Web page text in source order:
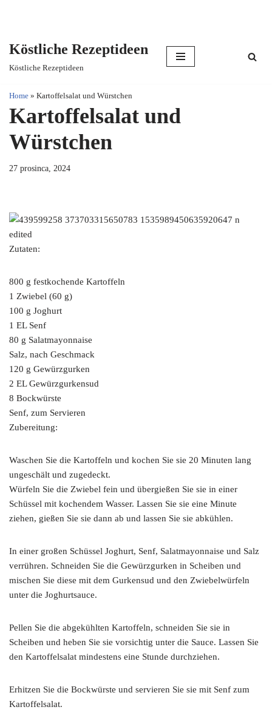
content
Köstliche Rezeptideen
Köstliche Rezeptideen
Home » Kartoffelsalat und Würstchen
Kartoffelsalat und
Würstchen
27 prosinca, 2024
Zutaten:
800 g festkochende Kartoffeln
1 Zwiebel (60 g)
100 g Joghurt
1 EL Senf
80 g Salatmayonnaise
Salz, nach Geschmack
120 g Gewürzgurken
2 EL Gewürzgurkensud
8 Bockwürste
Senf, zum Servieren
Zubereitung:
Waschen Sie die Kartoffeln und kochen Sie sie 20 Minuten lang
ungeschält und zugedeckt.
Würfeln Sie die Zwiebel fein und übergießen Sie sie in einer
Schüssel mit kochendem Wasser. Lassen Sie sie eine Minute
ziehen, gießen Sie sie dann ab und lassen Sie sie abkühlen.
In einer großen Schüssel Joghurt, Senf, Salatmayonnaise und Salz
verrühren. Schneiden Sie die Gewürzgurken in Scheiben und
mischen Sie diese mit dem Gurkensud und den Zwiebelwürfeln
unter die Joghurtsauce.
Pellen Sie die abgekühlten Kartoffeln, schneiden Sie sie in
Scheiben und heben Sie sie vorsichtig unter die Sauce. Lassen Sie
den Kartoffelsalat mindestens eine Stunde durchziehen.
Erhitzen Sie die Bockwürste und servieren Sie sie mit Senf zum
Kartoffelsalat.